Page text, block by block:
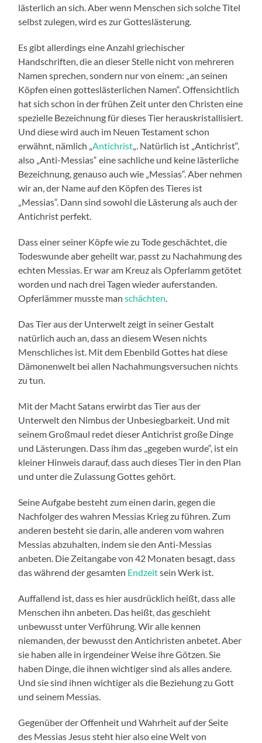
lästerlich an sich. Aber wenn Menschen sich solche Titel
selbst zulegen, wird es zur Gotteslästerung.
Es gibt allerdings eine Anzahl griechischer
Handschriften, die an dieser Stelle nicht von mehreren
Namen sprechen, sondern nur von einem: „an seinen
Köpfen einen gotteslästerlichen Namen“. Offensichtlich
hat sich schon in der frühen Zeit unter den Christen eine
spezielle Bezeichnung für dieses Tier herauskristallisiert.
Und diese wird auch im Neuen Testament schon
erwähnt, nämlich „Antichrist„. Natürlich ist „Antichrist“,
also „Anti-Messias“ eine sachliche und keine lästerliche
Bezeichnung, genauso auch wie „Messias“. Aber nehmen
wir an, der Name auf den Köpfen des Tieres ist
„Messias“. Dann sind sowohl die Lästerung als auch der
Antichrist perfekt.
Dass einer seiner Köpfe wie zu Tode geschächtet, die
Todeswunde aber geheilt war, passt zu Nachahmung des
echten Messias. Er war am Kreuz als Opferlamm getötet
worden und nach drei Tagen wieder auferstanden.
Opferlämmer musste manschächten.
Das Tier aus der Unterwelt zeigt in seiner Gestalt
natürlich auch an, dass an diesem Wesen nichts
Menschliches ist. Mit dem Ebenbild Gottes hat diese
Dämonenwelt bei allen Nachahmungsversuchen nichts
zu tun.
Mit der Macht Satans erwirbt das Tier aus der
Unterwelt den Nimbus der Unbesiegbarkeit. Und mit
seinem Großmaul redet dieser Antichrist große Dinge
und Lästerungen. Dass ihm das „gegeben wurde“, ist ein
kleiner Hinweis darauf, dass auch dieses Tier in den Plan
und unter die Zulassung Gottes gehört.
Seine Aufgabe besteht zum einen darin, gegen die
Nachfolger des wahren Messias Krieg zu führen. Zum
anderen besteht sie darin, alle anderen vom wahren
Messias abzuhalten, indem sie den Anti-Messias
anbeten. Die Zeitangabe von 42 Monaten besagt, dass
das während der gesamten Endzeitsein Werk ist.
Auffallend ist, dass es hier ausdrücklich heißt, dass alle
Menschen ihn anbeten. Das heißt, das geschieht
unbewusst unter Verführung. Wir alle kennen
niemanden, der bewusst den Antichristen anbetet. Aber
sie haben alle in irgendeiner Weise ihre Götzen. Sie
haben Dinge, die ihnen wichtiger sind als alles andere.
Und sie sind ihnen wichtiger als die Beziehung zu Gott
und seinem Messias.
Gegenüber der Offenheit und Wahrheit auf der Seite
des Messias Jesus steht hier also eine Welt von